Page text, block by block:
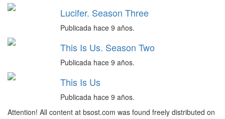
Lucifer. Season Three
Publicada hace 9 años.
This Is Us. Season Two
Publicada hace 9 años.
This Is Us
Publicada hace 9 años.
Attention! All content at bsost.com was found freely distributed on